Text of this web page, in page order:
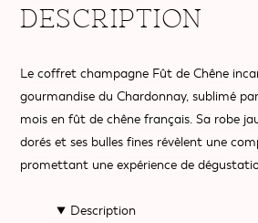
Description
Le coffret champagne Fût de Chêne
gourmandise du Chardonnay, sublimé
mois en fût de chêne français. Sa robe
dorés et ses bulles fines révèlent une
promettant une expérience de
Description